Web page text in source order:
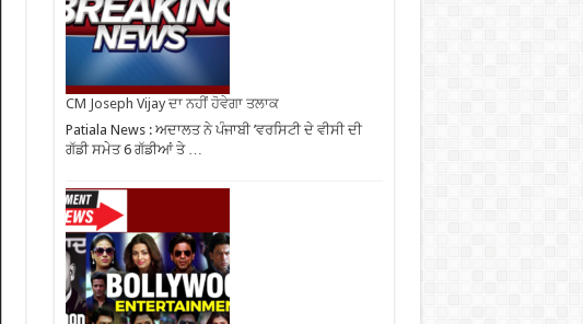
CM Joseph Vijay ਦਾ ਨਹੀਂ ਹੋਵੇਗਾ ਤਲਾਕ
Patiala News : ਅਦਾਲਤ ਨੇ ਪੰਜਾਬੀ ’ਵਰਸਿਟੀ ਦੇ ਵੀਸੀ ਦੀ
ਗੱਡੀ ਸਮੇਤ 6 ਗੱਡੀਆਂ ਤੇ …